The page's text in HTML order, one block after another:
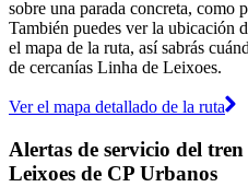
sobre una parada concreta, como
También puedes ver la ubicación
el mapa de la ruta, así sabrás
de cercanías Linha de Leixoes.
Ver el mapa detallado de la ruta
Alertas de servicio del
Leixoes de CP Urbanos